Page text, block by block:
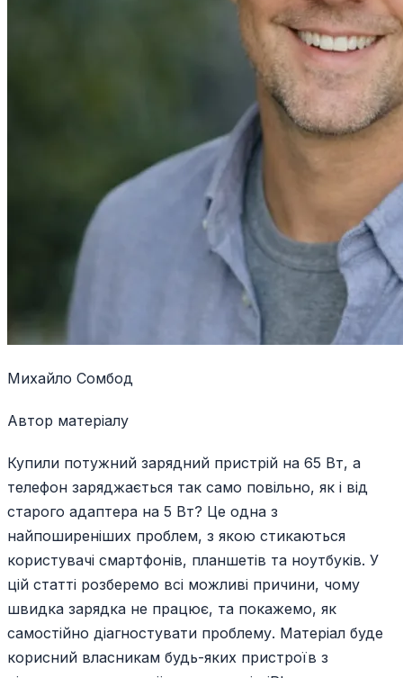
Михайло Сомбод
Автор матеріалу
Купили потужний зарядний пристрій на 65 Вт, а
телефон заряджається так само повільно, як і від
старого адаптера на 5 Вт? Це одна з
найпоширеніших проблем, з якою стикаються
користувачі смартфонів, планшетів та ноутбуків. У
цій статті розберемо всі можливі причини, чому
швидка зарядка не працює, та покажемо, як
самостійно діагностувати проблему. Матеріал буде
корисний власникам будь-яких пристроїв з